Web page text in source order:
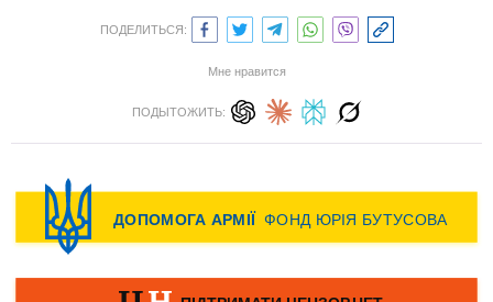
ПОДЕЛИТЬСЯ:
Мне нравится
ПОДЫТОЖИТЬ: